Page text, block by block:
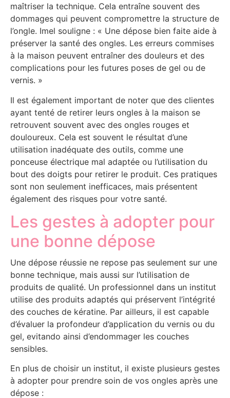
maîtriser la technique. Cela entraîne souvent des
dommages qui peuvent compromettre la structure de
l’ongle. Imel souligne : « Une dépose bien faite aide à
préserver la santé des ongles. Les erreurs commises
à la maison peuvent entraîner des douleurs et des
complications pour les futures poses de gel ou de
vernis. »
Il est également important de noter que des clientes
ayant tenté de retirer leurs ongles à la maison se
retrouvent souvent avec des ongles rouges et
douloureux. Cela est souvent le résultat d’une
utilisation inadéquate des outils, comme une
ponceuse électrique mal adaptée ou l’utilisation du
bout des doigts pour retirer le produit. Ces pratiques
sont non seulement inefficaces, mais présentent
également des risques pour votre santé.
Les gestes à adopter pour
une bonne dépose
Une dépose réussie ne repose pas seulement sur une
bonne technique, mais aussi sur l’utilisation de
produits de qualité. Un professionnel dans un institut
utilise des produits adaptés qui préservent l’intégrité
des couches de kératine. Par ailleurs, il est capable
d’évaluer la profondeur d’application du vernis ou du
gel, evitando ainsi d’endommager les couches
sensibles.
En plus de choisir un institut, il existe plusieurs gestes
à adopter pour prendre soin de vos ongles après une
dépose :